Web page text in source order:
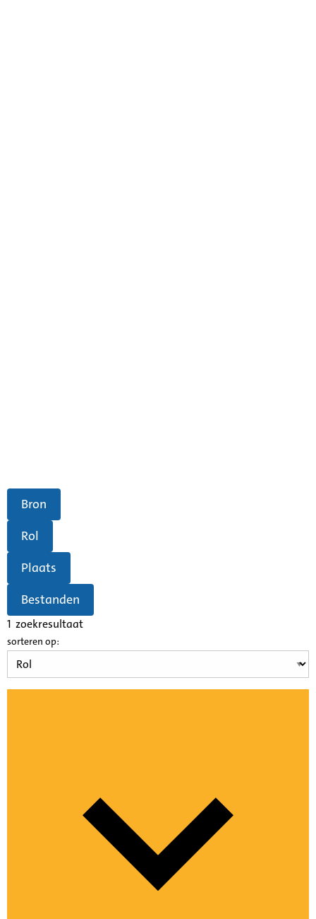
Bron
Rol
Plaats
Bestanden
1 zoekresultaat
sorteren op: